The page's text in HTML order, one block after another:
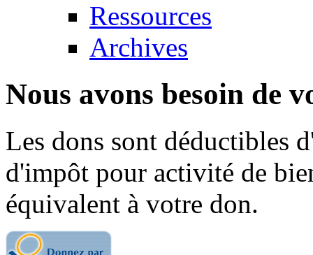
Ressources
Archives
Nous avons besoin de
Les dons sont déductibles
d'impôt pour activité de
équivalent à votre don.